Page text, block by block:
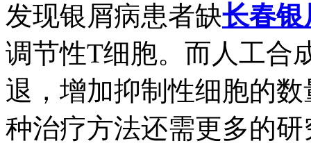
发现银屑病患者缺长春银
调节性T细胞。而人工合
退，增加抑制性细胞的
种治疗方法还需更多的